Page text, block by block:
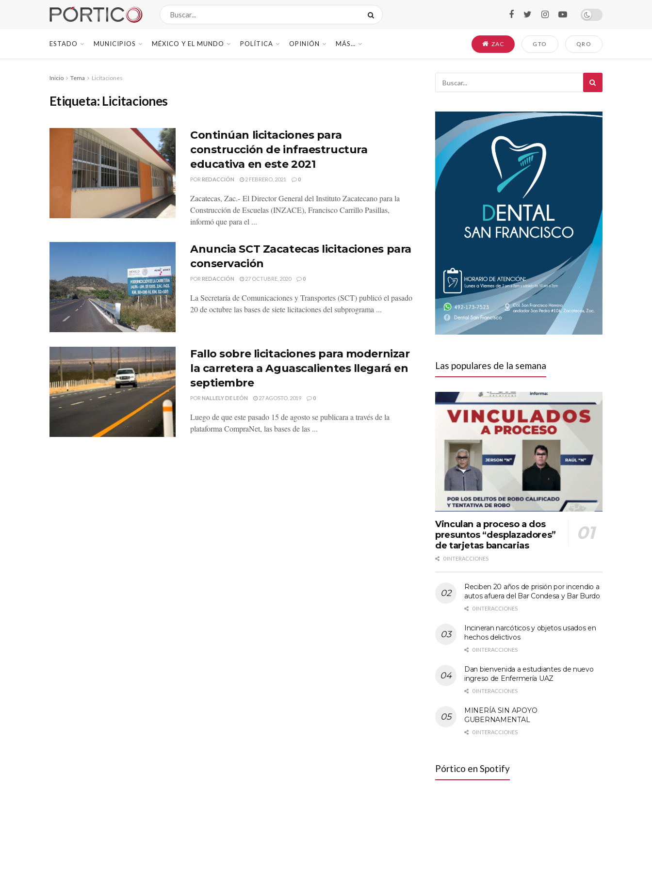
ESTADO MUNICIPIOS MÉXICO Y EL MUNDO POLÍTICA OPINIÓN MÁS… ZAC GTO QRO
Inicio Tema Licitaciones
Etiqueta: Licitaciones
Continúan licitaciones para
construcción de infraestructura
educativa en este 2021
POR REDACCIÓN 2 FEBRERO, 2021 0
Zacatecas, Zac.- El Director General del Instituto Zacatecano para la
Construcción de Escuelas (INZACE), Francisco Carrillo Pasillas,
informó que para el ...
Anuncia SCT Zacatecas licitaciones para
conservación
POR REDACCIÓN 27 OCTUBRE, 2020 0
La Secretaría de Comunicaciones y Transportes (SCT) publicó el pasado
20 de octubre las bases de siete licitaciones del subprograma ...
Fallo sobre licitaciones para modernizar
la carretera a Aguascalientes llegará en
septiembre
POR NALLELY DE LEÓN 27 AGOSTO, 2019 0
Luego de que este pasado 15 de agosto se publicara a través de la
plataforma CompraNet, las bases de las ...
Las populares de la semana
Vinculan a proceso a dos
presuntos “desplazadores”
de tarjetas bancarias
0 INTERACCIONES
Reciben 20 años de prisión por incendio a
autos afuera del Bar Condesa y Bar Burdo
0 INTERACCIONES
Incineran narcóticos y objetos usados en
hechos delictivos
0 INTERACCIONES
Dan bienvenida a estudiantes de nuevo
ingreso de Enfermería UAZ
0 INTERACCIONES
MINERÍA SIN APOYO
GUBERNAMENTAL
0 INTERACCIONES
Pórtico en Spotify